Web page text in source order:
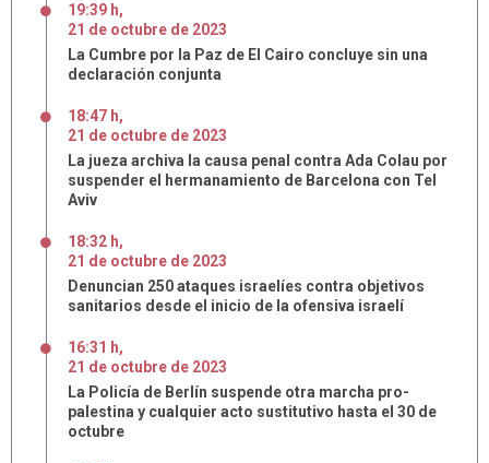
19:39 h,
21 de octubre de 2023
La Cumbre por la Paz de El Cairo concluye sin una
declaración conjunta
18:47 h,
21 de octubre de 2023
La jueza archiva la causa penal contra Ada Colau por
suspender el hermanamiento de Barcelona con Tel
Aviv
18:32 h,
21 de octubre de 2023
Denuncian 250 ataques israelíes contra objetivos
sanitarios desde el inicio de la ofensiva israelí
16:31 h,
21 de octubre de 2023
La Policía de Berlín suspende otra marcha pro-
palestina y cualquier acto sustitutivo hasta el 30 de
octubre